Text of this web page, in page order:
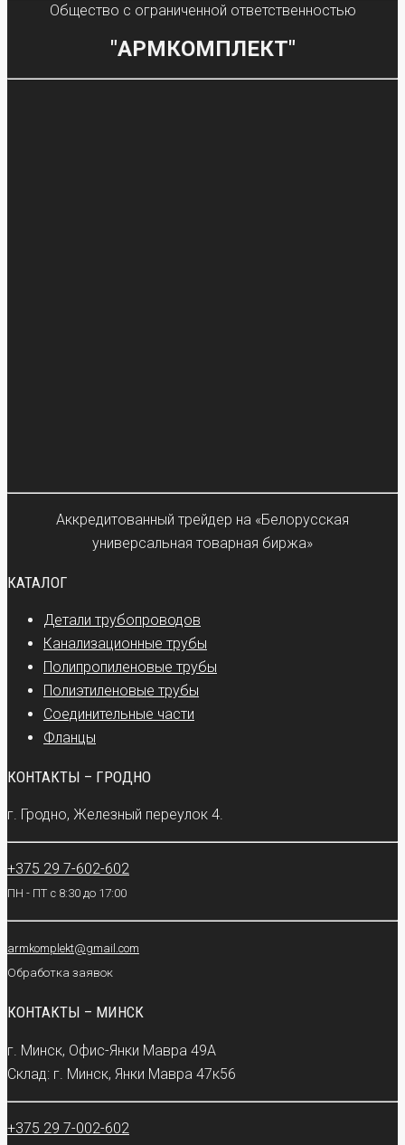
Общество с ограниченной ответственностью
"АРМКОМПЛЕКТ"
Аккредитованный трейдер на «Белорусская
универсальная товарная биржа»
КАТАЛОГ
Детали трубопроводов
Канализационные трубы
Полипропиленовые трубы
Полиэтиленовые трубы
Соединительные части
Фланцы
КОНТАКТЫ – ГРОДНО
г. Гродно, Железный переулок 4.
+375 29 7-602-602
ПН - ПТ с 8:30 до 17:00
armkomplekt@gmail.com
Обработка заявок
КОНТАКТЫ – МИНСК
г. Минск, Офис-Янки Мавра 49А
Склад: г. Минск, Янки Мавра 47к56
+375 29 7-002-602